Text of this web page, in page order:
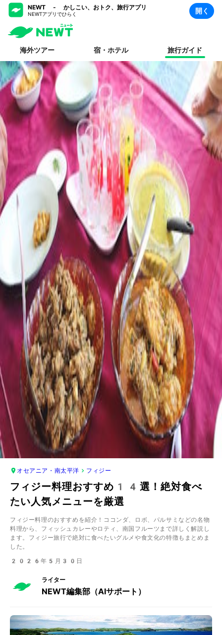
NEWT - かしこい、おトク、旅行アプリ
NEWTアプリでひらく 開く
海外ツアー 宿・ホテル 旅行ガイド
オセアニア・南太平洋 フィジー
フィジー料理おすすめ14選！絶対食べ
たい人気メニューを厳選
フィジー料理のおすすめを紹介！ココンダ、ロボ、パルサミなどの名物
料理から、フィッシュカレーやロティ、南国フルーツまで詳しく解説し
ます。フィジー旅行で絶対に食べたいグルメや食文化の特徴もまとめま
した。
2026年5月30日
ライター
NEWT編集部（AIサポート）